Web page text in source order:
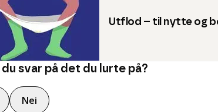
Utflod – til nytte og
du svar på det du lurte på?
Nei